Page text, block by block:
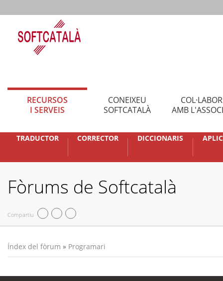
RECURSOS
I SERVEIS
CONEIXEU
SOFTCATALÀ
AMB
TRADUCTOR CORRECTOR DICCIONARIS
Fòrums de Softcatalà
Compartiu
Índex del fòrum » Programari